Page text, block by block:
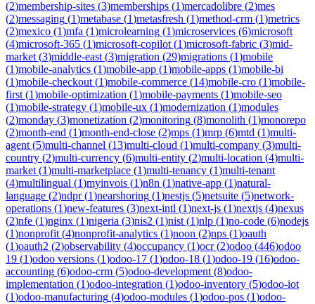
(2)membership-sites (3)memberships (1)mercadolibre (2)mes
(2)messaging (1)metabase (1)metasfresh (1)method-crm (1)metrics
(2)mexico (1)mfa (1)microlearning (1)microservices (6)microsoft
(4)microsoft-365 (1)microsoft-copilot (1)microsoft-fabric (3)mid-
market (3)middle-east (3)migration (29)migrations (1)mobile
(1)mobile-analytics (1)mobile-app (1)mobile-apps (1)mobile-bi
(1)mobile-checkout (1)mobile-commerce (14)mobile-cro (1)mobile-
first (1)mobile-optimization (1)mobile-payments (1)mobile-seo
(1)mobile-strategy (1)mobile-ux (1)modernization (1)modules
(2)monday (3)monetization (2)monitoring (8)monolith (1)monorepo
(2)month-end (1)month-end-close (2)mps (1)mrp (6)mtd (1)multi-
agent (5)multi-channel (13)multi-cloud (1)multi-company (3)multi-
country (2)multi-currency (6)multi-entity (2)multi-location (4)multi-
market (1)multi-marketplace (1)multi-tenancy (1)multi-tenant
(4)multilingual (1)myinvois (1)n8n (1)native-app (1)natural-
language (2)ndpr(1)nearshoring (1)nestjs (5)netsuite (5)network-
operations (1)new-features (3)next-intl (1)next-js (1)nextjs (4)nexus
(2)nfe (1)nginx (1)nigeria (3)nis2 (1)nist (1)nlp (1)no-code (6)nodejs
(1)nonprofit (4)nonprofit-analytics (1)noon (2)nps (1)oauth
(1)oauth2 (2)observability (4)occupancy (1)ocr(2)odoo (446)odoo
19 (1)odoo versions (1)odoo-17 (1)odoo-18 (1)odoo-19 (16)odoo-
accounting (6)odoo-crm (5)odoo-development (8)odoo-
implementation (1)odoo-integration (1)odoo-inventory (5)odoo-iot
(1)odoo-manufacturing (4)odoo-modules (1)odoo-pos (1)odoo-